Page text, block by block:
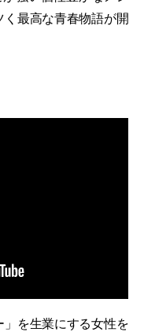
最高な青春物語が開
を生業にする女性を